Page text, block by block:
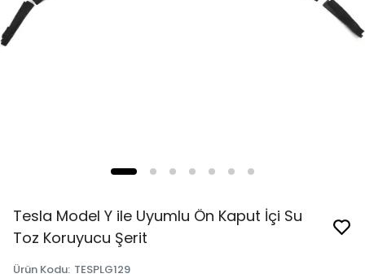
Tesla Model Y ile Uyumlu Ön Kaput İçi Su
Toz Koruyucu Şerit
Ürün Kodu: TESPLG129